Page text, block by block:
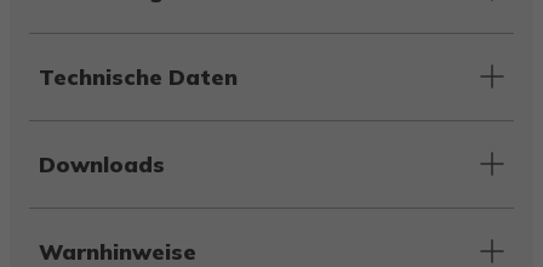
Technische Daten
Downloads
Warnhinweise